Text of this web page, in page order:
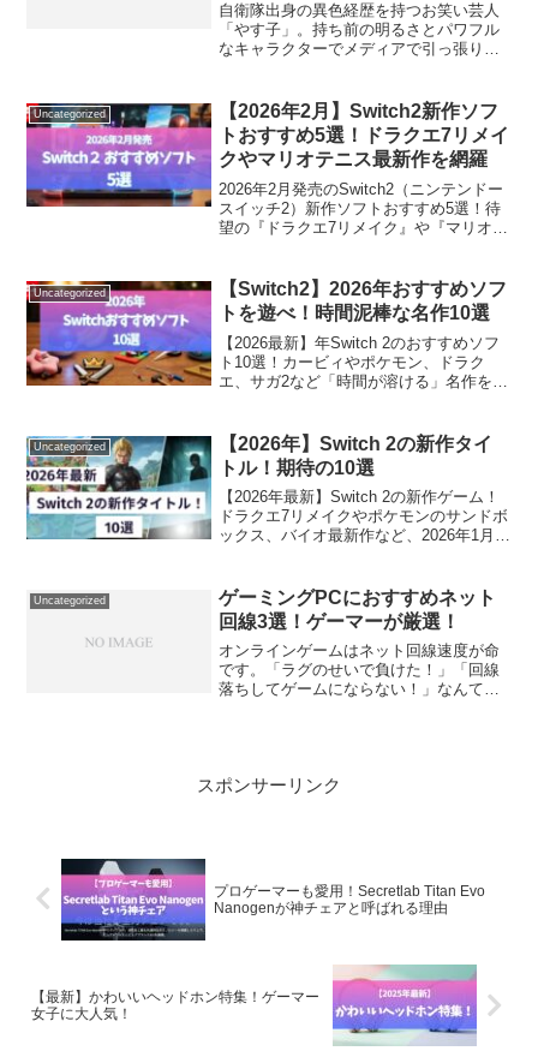
自衛隊出身の異色経歴を持つお笑い芸人
「やす子」。持ち前の明るさとパワフル
なキャラクターでメディアで引っ張りだ
たネガティブの意見も聞かれることも。
そこで、ポジティブ意見とネガティブ意
見を第三者の立場で深堀りしてみます。
Uncategorized
【2026年2月】Switch2新作ソフ
トおすすめ5選！ドラクエ7リメイ
クやマリオテニス最新作を網羅
2026年2月発売のSwitch2（ニンテンドー
スイッチ2）新作ソフトおすすめ5選！待
望の『ドラクエ7リメイク』や『マリオテ
迷っている方は必見です！
Uncategorized
【Switch2】2026年おすすめソフ
トを遊べ！時間泥棒な名作10選
【2026最新】年Switch 2のおすすめソフ
ト10選！カービィやポケモン、ドラク
エ、サガ2など「時間が溶ける」名作を厳
や各タイトルの特徴を詳しく解説！
Uncategorized
【2026年】Switch 2の新作タイ
トル！期待の10選
【2026年最新】Switch 2の新作ゲーム！
ドラクエ7リメイクやポケモンのサンドボ
ックス、バイオ最新作など、2026年1月〜
Uncategorized
ゲーミングPCにおすすめネット
回線3選！ゲーマーが厳選！
オンラインゲームはネット回線速度が命
です。「ラグのせいで負けた！」「回線
落ちしてゲームにならない！」なんて経
紹介します。
スポンサーリンク
プロゲーマーも愛用！Secretlab Titan Evo
Nanogenが神チェアと呼ばれる理由
【最新】かわいいヘッドホン特集！ゲーマー
女子に大人気！